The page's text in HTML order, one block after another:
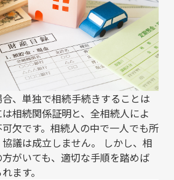
、単独で相続手続きすることは
相続関係証明と、全相続人によ
欠です。相続人の中で一人でも所
議は成立しません。 しかし、相
がいても、適切な手順を踏めば
ます。